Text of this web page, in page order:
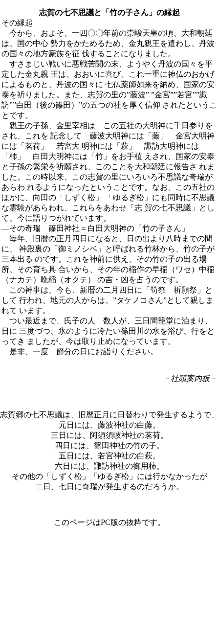
志賀の七不思議と「竹の子さん」の縁起
その縁起
今から、およそ、一四〇〇年前の崇峻天皇の頃、大和朝廷
は、国の中心 勢力をかためるため、金丸親王を遣わし、丹波
の国々の地方豪族を征 伐することになりました。
すさまじい戦いに悪戦苦闘の末、ようやく丹波の国々を平
定した金丸親 王は、おおいに喜び、これ一重に神仏のおかげ
によるものと、丹波の国々に 七仏薬師如来を納め、国家の安
泰を祈りました。また、志賀の里の”藤波” ”金宮””若宮””諏
訪””白田（後の篠田）”の五つの社を厚く信仰 されたというこ
とです。
親王の子孫、金里宰相は この五社の大明神に千日参りを
され、これを 記念して 藤波大明神には「藤」 金宮大明神
には「茗荷」 若宮大 明神には「萩」 諏訪大明神には
「柿」 白田大明神には「竹」をお手植 えされ、国家の安泰
と子孫の繁栄を祈願され、このことを大和朝廷に報告さ れま
した。この時以来、この志賀の里にいろいろ不思議な奇瑞が
あらわ れるようになったということです。なお、この五社の
ほかに、向田の「しずく松」 「ゆるぎ松」にも同時に不思議
な霊験があらわれ、これらをあわせ「志 賀の七不思議」とし
て、今に語りつがれています。
―その奇瑞 篠田神社＝白田大明神の「竹の子さん」
毎年、旧暦の正月四日になると、日の出より八時までの間
に、 神殿裏の「御ミノシベ」と呼ばれる竹林から、竹の子が
三本出る のです。これを神前に供え、その竹の子の出る場
所、その育ち具 合いから、その年の稲作の早稲（ワセ）中稲
（ナカテ）晩稲（オクテ） の吉・凶を占うのです。
この神事は、今も、新暦の二月四日に「筍祭 祈願祭」と
して 行われ、地元の人からは、”タケノコさん”として親しま
れて います。
つい最近まで、氏子の人 数人が、三日間籠堂に泊まり、
日に 三度づつ、氷のように冷たい篠田川の水を浴び、行をと
ってき ましたが、今は取り止めになっています。
是非、一度 節分の日にお詣りください。
－社頭案内板－
志賀郷の七不思議は、旧暦正月に日替わりで発生するようで、
元日には、藤波神社の白藤。
三日には、阿須須岐神社の茗荷。
四日には、篠田神社の竹の子。
五日には、若宮神社の白萩。
六日には、諏訪神社の御用柿。
その他の「しずく松」「ゆるぎ松」には行かなかったが
二日、七日に奇瑞が発生するのだろうか。
このページはPC版の抜粋です。